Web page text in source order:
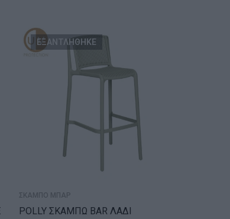
ΕΞΑΝΤΛΗΘΗΚΕ
ΣΚΑΜΠΟ ΜΠΑΡ
POLLY ΣΚΑΜΠΩ BAR ΛΑΔΙ